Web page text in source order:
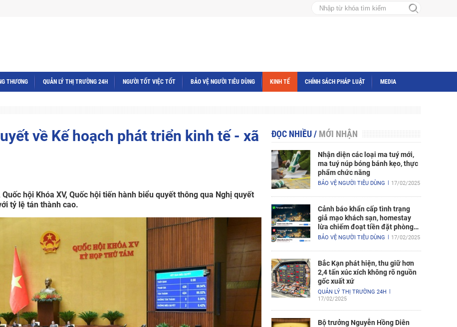
THƯƠNG QUẢN LÝ THỊ TRƯỜNG 24H NGƯỜI TỐT VIỆC TỐT BẢO VỆ NGƯỜI TIÊU DÙNG KINH TẾ CHÍNH SÁCH PHÁP LUẬT MEDIA
về Kế hoạch phát triển kinh tế - xã
hội Khóa XV, Quốc hội tiến hành biểu quyết thông qua Nghị quyết
tỷ lệ tán thành cao.
ĐỌC NHIỀU/ MỚI NHẬN
Nhận diện các loại ma tuý mới,
ma tuý núp bóng bánh kẹo, thực
phẩm chức năng
BẢO VỆ NGƯỜI TIÊU DÙNG 17/02/2025
Cảnh báo khẩn cấp tình trạng
giả mạo khách sạn, homestay
lừa chiếm đoạt tiền đặt phòng
nghỉ
BẢO VỆ NGƯỜI TIÊU DÙNG 17/02/2025
Bắc Kạn phát hiện, thu giữ hơn
2,4 tấn xúc xích không rõ nguồn
gốc xuất xứ
QUẢN LÝ THỊ TRƯỜNG 24H
17/02/2025
Bộ trưởng Nguyễn Hồng Diên